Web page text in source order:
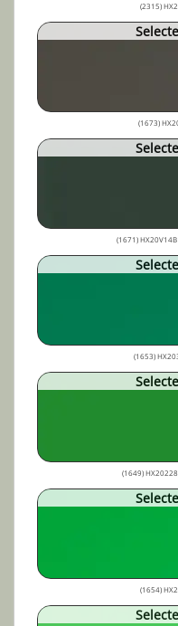
(2315)
(1673)
(1671)
(1653)
(1649)
(1654)